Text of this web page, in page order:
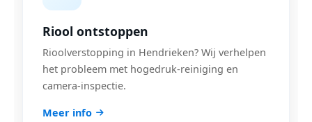
Riool ontstoppen
Rioolverstopping in Hendrieken? Wij verhelpen
het probleem met hogedruk-reiniging en
camera-inspectie.
Meer info